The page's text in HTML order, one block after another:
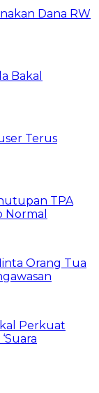
Dana RW
Bakal
Terus
TPA
Normal
Orang Tua
Perkuat